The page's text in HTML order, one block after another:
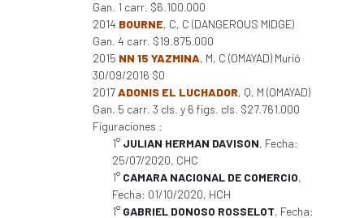
Gan. 1 carr. $6.100.000
2014 BOURNE, C, C (DANGEROUS MIDGE)
Gan. 4 carr. $19.875.000
2015 NN 15 YAZMINA, M, C (OMAYAD) Murió
30/09/2016 $0
2017ADONIS EL LUCHADOR, Q, M (OMAYAD)
Gan. 5 carr. 3 cls. y 6 figs. cls. $27.761.000
Figuraciones :
1° JULIAN HERMAN DAVISON, Fecha:
25/07/2020, CHC
1° CAMARA NACIONAL DE COMERCIO,
Fecha: 01/10/2020, HCH
1° GABRIEL DONOSO ROSSELOT, Fecha: